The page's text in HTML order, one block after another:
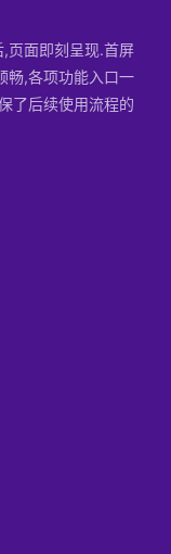
页面即刻呈现.首屏
畅,各项功能入口一
了后续使用流程的